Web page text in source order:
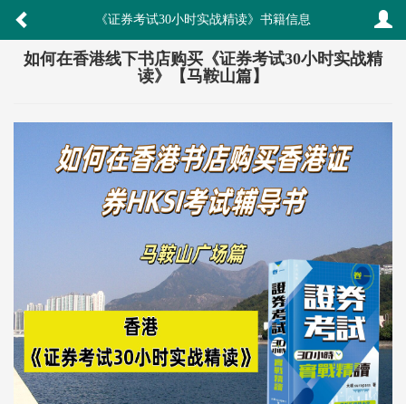
《证券考试30小时实战精读》书籍信息
如何在香港线下书店购买《证券考试30小时实战精
读》【马鞍山篇】